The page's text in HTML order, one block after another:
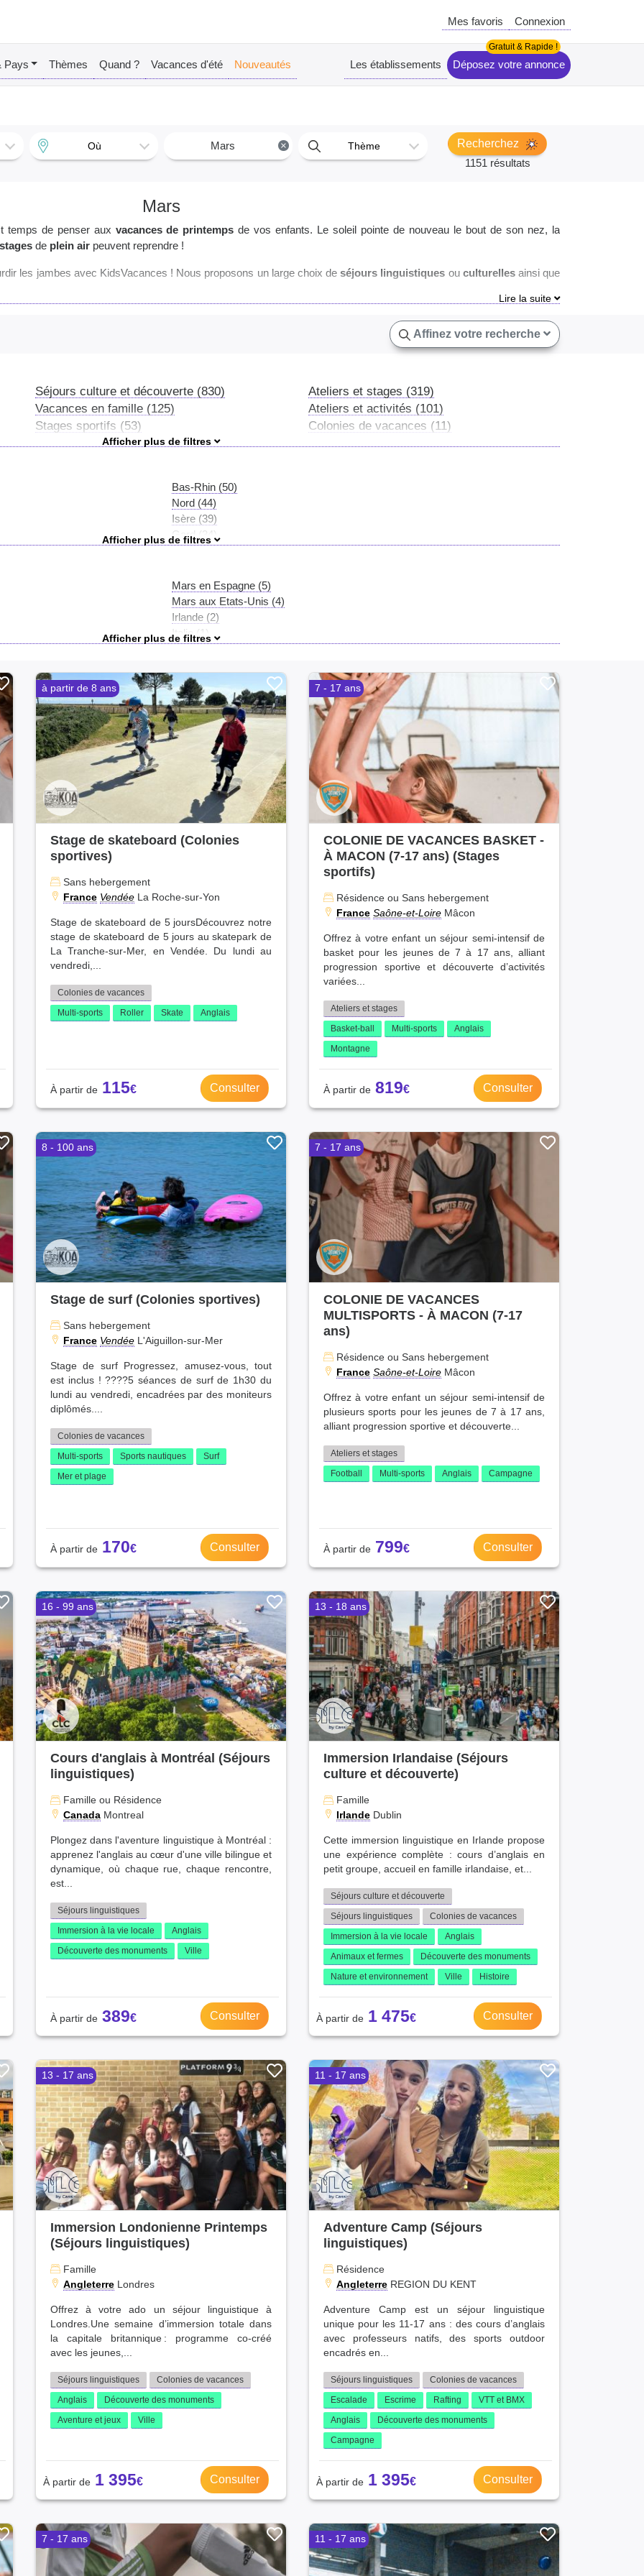
Mes favoris Connexion
Pays Thèmes Quand ? Vacances d'été Nouveautés Les établissements Déposez votre annonce
Où ×
Mars Thème
Recherchez
1151 résultats
Mars
temps de penser aux vacances de printempsde vos enfants. Le soleil pointe de nouveau le bout de son nez, la
stages de plein air peuvent reprendre !
les jambes avec KidsVacances ! Nous proposons un large choix deséjours linguistiques ou culturellesainsi que
Affinez votre recherche
Séjours culture et découverte (830)
Ateliers et stages (319)
Vacances en famille (125)
Ateliers et activités (101)
Stages sportifs (53)
Colonies de vacances (11)
Colonies sportives (6)
Bas-Rhin (50)
Nord (44)
Isère (39)
Gard (34)
Haut-Rhin (29)
Alpes-Maritimes (27)
Charente-Maritime (26)
Var (26)
Vienne (25)
Marne (22)
Côte-d'Or (22)
Aube (21)
Finistère (19)
Loir-et-Cher (18)
Côtes-d'Armor (17)
Drôme (17)
Val-de-Marne (16)
Haute-Saône (15)
Oise (15)
Sarthe (15)
Haute-Vienne (14)
Ardèche (13)
Essonne (11)
Morbihan (11)
Orne (10)
Lot (9)
Meurthe-et-Moselle (8)
Haute-Loire (7)
Meuse (7)
Aude (7)
Hautes-Pyrénées (6)
Cantal (6)
Savoie (6)
Territoire de Belfort (4)
Guadeloupe (3)
Gers (2)
Martinique (2)
Mars en Espagne (5)
Mars aux Etats-Unis (4)
Irlande (2)
Italie (1)
à partir de 8 ans
Stage de skateboard (Colonies
sportives)
Sans hebergement
France Vendée La Roche-sur-Yon
Stage de skateboard de 5 joursDécouvrez notre
stage de skateboard de 5 jours au skatepark de
La Tranche-sur-Mer, en Vendée. Du lundi au
vendredi,...
Colonies de vacances
Multi-sports
Roller Skate Anglais
115 Consulter
7 - 17 ans
COLONIE DE VACANCES BASKET -
À MACON (7-17 ans) (Stages
sportifs)
Résidence ou Sans hebergement
France Saône-et-Loire Mâcon
Offrez à votre enfant un séjour semi-intensif de
basket pour les jeunes de 7 à 17 ans, alliant
progression sportive et découverte d’activités
variées...
Ateliers et stages
Basket-ball
Multi-sports
Anglais
Montagne
819 Consulter
8 - 100 ans
Stage de surf (Colonies sportives)
Sans hebergement
France Vendée L'Aiguillon-sur-Mer
Stage de surf Progressez, amusez-vous, tout
est inclus ! ????5 séances de surf de 1h30 du
lundi au vendredi, encadrées par des moniteurs
diplômés....
Colonies de vacances
Multi-sports
Sports nautiques
Surf
Mer et plage
170 Consulter
7 - 17 ans
COLONIE DE VACANCES
MULTISPORTS - À MACON (7-17
ans)
Résidence ou Sans hebergement
France Saône-et-Loire Mâcon
Offrez à votre enfant un séjour semi-intensif de
plusieurs sports pour les jeunes de 7 à 17 ans,
alliant progression sportive et découverte...
Ateliers et stages
Football
Multi-sports Anglais Campagne
799 Consulter
16 - 99 ans
Cours d'anglais à Montréal (Séjours
linguistiques)
Famille ou Résidence
Canada Montreal
Plongez dans l'aventure linguistique à Montréal :
apprenez l'anglais au cœur d'une ville bilingue et
dynamique, où chaque rue, chaque rencontre,
est...
Séjours linguistiques
Immersion à la vie locale
Anglais
Découverte des monuments
Ville
389 Consulter
13 - 18 ans
Immersion Irlandaise (Séjours
culture et découverte)
Famille
Irlande Dublin
Cette immersion linguistique en Irlande propose
une expérience complète : cours d’anglais en
petit groupe, accueil en famille irlandaise, et...
Séjours culture et découverte
Séjours linguistiques
Colonies de vacances
Immersion à la vie locale
Anglais
Animaux et fermes
Découverte des monuments
Nature et environnement
Ville Histoire
1 475 Consulter
13 - 17 ans
Immersion Londonienne Printemps
(Séjours linguistiques)
Famille
Angleterre Londres
Offrez à votre ado un séjour linguistique à
Londres.Une semaine d’immersion totale dans
la capitale britannique : programme co‑créé
avec les jeunes,...
Séjours linguistiques
Colonies de vacances
Anglais
Découverte des monuments
Aventure et jeux
Ville
1 395 Consulter
11 - 17 ans
Adventure Camp (Séjours
linguistiques)
Résidence
Angleterre REGION DU KENT
Adventure Camp est un séjour linguistique
unique pour les 11-17 ans : des cours d’anglais
avec professeurs natifs, des sports outdoor
encadrés en...
Séjours linguistiques
Colonies de vacances
Escalade
Escrime Rafting
VTT et BMX
Anglais
Découverte des monuments
Campagne
1 395 Consulter
7 - 17 ans 11 - 17 ans